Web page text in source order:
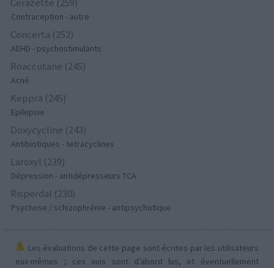
Contraception - autre
Concerta (252)
ADHD - psychostimulants
Roaccutane (245)
Acné
Keppra (245)
Epilepsie
Doxycycline (243)
Antibiotiques - tetracyclines
Laroxyl (239)
Dépression - antidépresseurs TCA
Risperdal (230)
Psychose / schizophrénie - antipsychotique
Les évaluations de cette page sont écrites par les utilisateurs
eux-mêmes ; ces avis sont d’abord lus, et éventuellement